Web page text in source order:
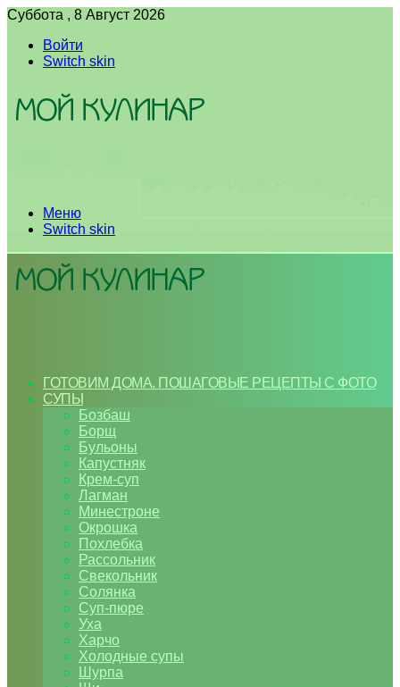
Суббота , 8 Август 2026
Войти
Switch skin
Меню
Switch skin
ГОТОВИМ ДОМА. ПОШАГОВЫЕ РЕЦЕПТЫ С ФОТО
СУПЫ
Бозбаш
Борщ
Бульоны
Капустняк
Крем-суп
Лагман
Минестроне
Окрошка
Похлебка
Рассольник
Свекольник
Солянка
Суп-пюре
Уха
Харчо
Холодные супы
Шурпа